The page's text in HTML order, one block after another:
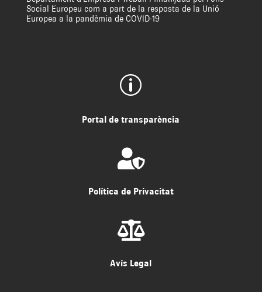
Social Europeu com a part de la resposta de la Unió
Europea a la pandèmia de COVID-19
p
Portal de transparència

Política de Privacitat

Avís Legal